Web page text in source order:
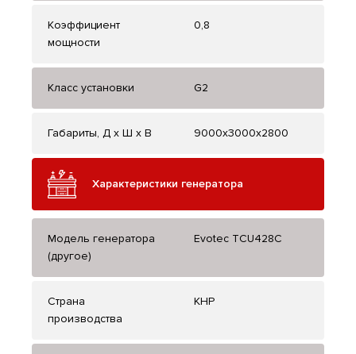
Коэффициент
мощности
0,8
Класс установки G2
Габариты, Д x Ш x В 9000х3000х2800
Характеристики генератора
Модель генератора
(другое)
Evotec TCU428C
Страна
производства
КНР